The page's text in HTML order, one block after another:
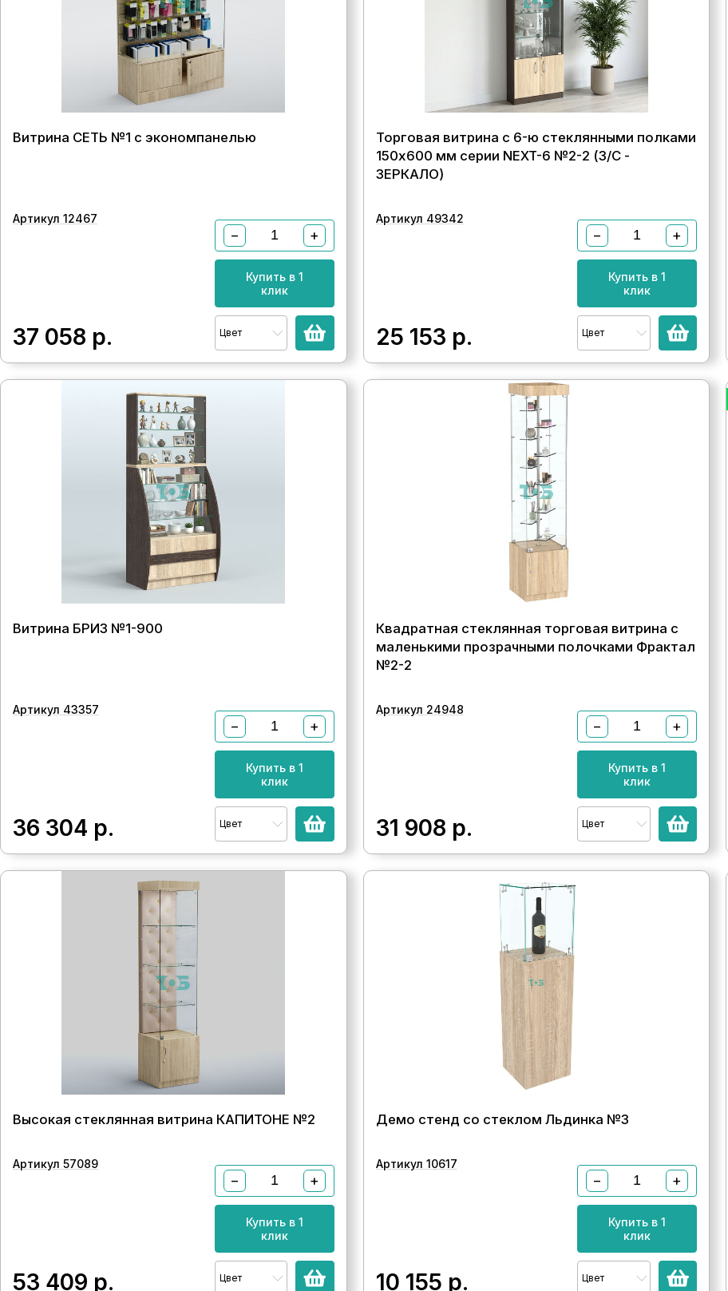
Витрина СЕТЬ №1 с экономпанелью
Артикул 12467
37 058 р.
− +
Купить в 1
клик
Цвет
Торговая витрина с 6-ю стеклянными полками
150x600 мм серии NEXT-6 №2-2 (З/C -
ЗЕРКАЛО)
Артикул 49342
25 153 р.
− +
Купить в 1
клик
Цвет
Витрина БРИЗ №1-900
Артикул 43357
36 304 р.
− +
Купить в 1
клик
Цвет
Квадратная стеклянная торговая витрина с
маленькими прозрачными полочками Фрактал
№2-2
Артикул 24948
31 908 р.
− +
Купить в 1
клик
Цвет
Высокая стеклянная витрина КАПИТОНЕ №2
Артикул 57089
53 409 р.
− +
Купить в 1
клик
Цвет
Демо стенд со стеклом Льдинка №3
Артикул 10617
10 155 р.
− +
Купить в 1
клик
Цвет